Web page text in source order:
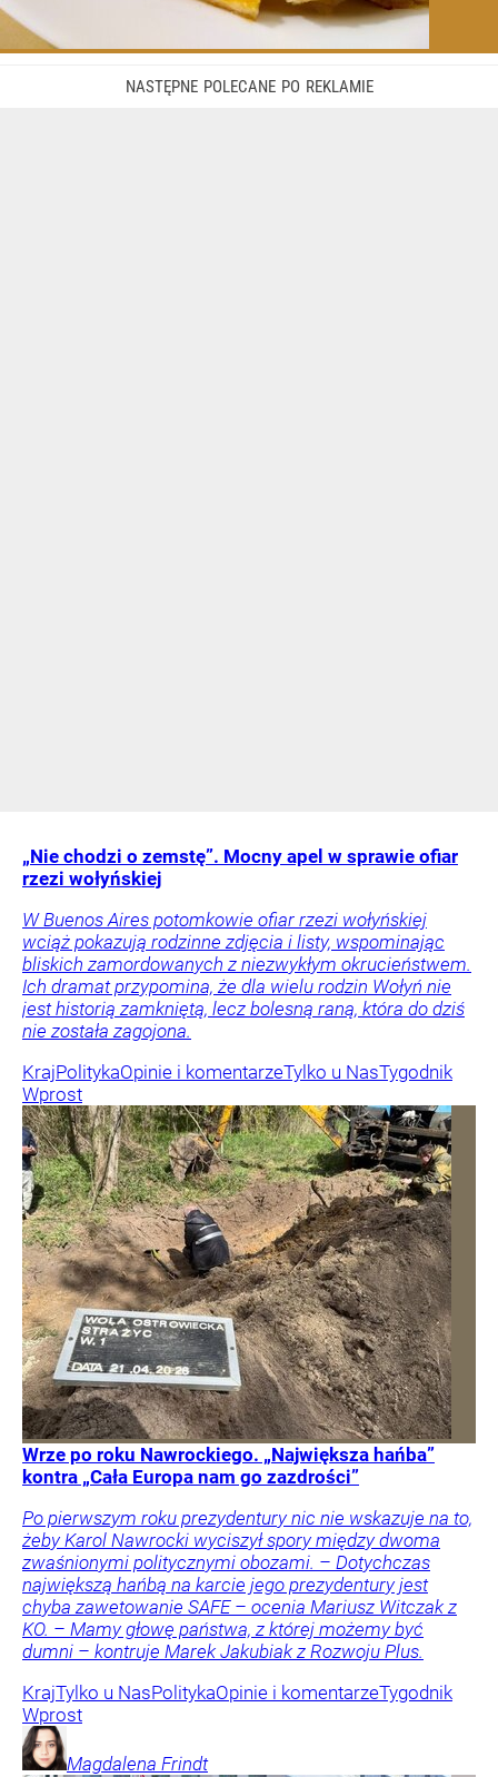
„Nie chodzi o zemstę”. Mocny apel w sprawie ofiar
rzezi wołyńskiej
W Buenos Aires potomkowie ofiar rzezi wołyńskiej
wciąż pokazują rodzinne zdjęcia i listy, wspominając
bliskich zamordowanych z niezwykłym okrucieństwem.
Ich dramat przypomina, że dla wielu rodzin Wołyń nie
jest historią zamkniętą, lecz bolesną raną, która do dziś
nie została zagojona.
KrajPolitykaOpinie i komentarzeTylko u NasTygodnik
Wprost
Wrze po roku Nawrockiego. „Największa hańba”
kontra „Cała Europa nam go zazdrości”
Po pierwszym roku prezydentury nic nie wskazuje na to,
żeby Karol Nawrocki wyciszył spory między dwoma
zwaśnionymi politycznymi obozami. – Dotychczas
największą hańbą na karcie jego prezydentury jest
chyba zawetowanie SAFE – ocenia Mariusz Witczak z
KO. – Mamy głowę państwa, z której możemy być
dumni – kontruje Marek Jakubiak z Rozwoju Plus.
KrajTylko u NasPolitykaOpinie i komentarzeTygodnik
Wprost
Magdalena Frindt